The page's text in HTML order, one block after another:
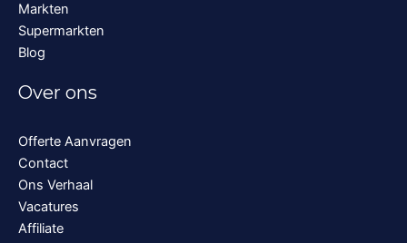
Markten
Supermarkten
Blog
Over ons
Offerte Aanvragen
Contact
Ons Verhaal
Vacatures
Affiliate